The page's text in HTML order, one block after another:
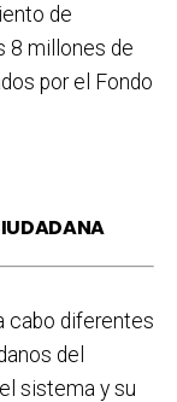
de
8 millones de
por el Fondo
cabo diferentes
del
sistema y su